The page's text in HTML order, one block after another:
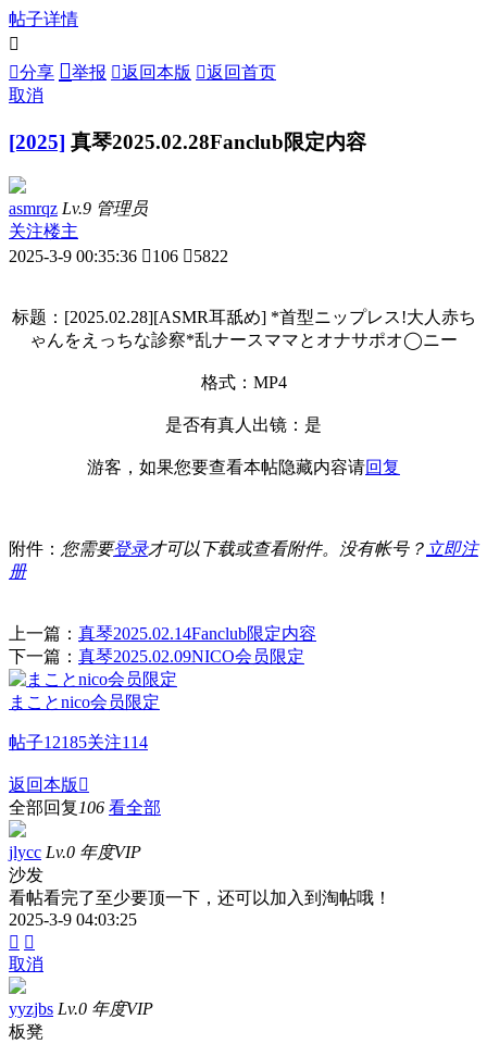
帖子详情

分享 举报 返回本版 返回首页
取消
[2025] 真琴2025.02.28Fanclub限定内容
asmrqz Lv.9 管理员
关注楼主
2025-3-9 00:35:36 106 5822
标题：[2025.02.28][ASMR耳舐め] *首型ニップレス!大人赤ち
ゃんをえっちな診察*乱ナースママとオナサポオ◯ニー
格式：MP4
是否有真人出镜：是
游客，如果您要查看本帖隐藏内容请回复
附件： 您需要登录才可以下载或查看附件。没有帐号？ 立即注
册
上一篇： 真琴2025.02.14Fanclub限定内容
下一篇： 真琴2025.02.09NICO会员限定
まことnico会员限定
帖子12185关注114
返回本版 
全部回复106 看全部
jlycc Lv.0 年度VIP
沙发
看帖看完了至少要顶一下，还可以加入到淘帖哦！
2025-3-9 04:03:25
 
取消
yyzjbs Lv.0 年度VIP
板凳